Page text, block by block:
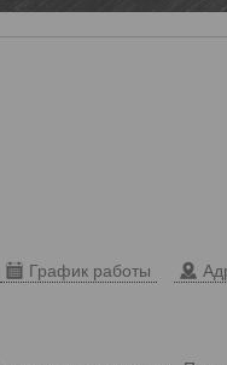
График работы